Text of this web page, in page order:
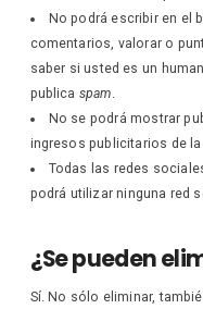
No podrá escribir en el
comentarios, valorar o
saber si usted es un
publica spam.
No se podrá mostrar
ingresos publicitarios de la
Todas las redes
podrá utilizar ninguna red
¿Se pueden
Sí. No sólo eliminar,